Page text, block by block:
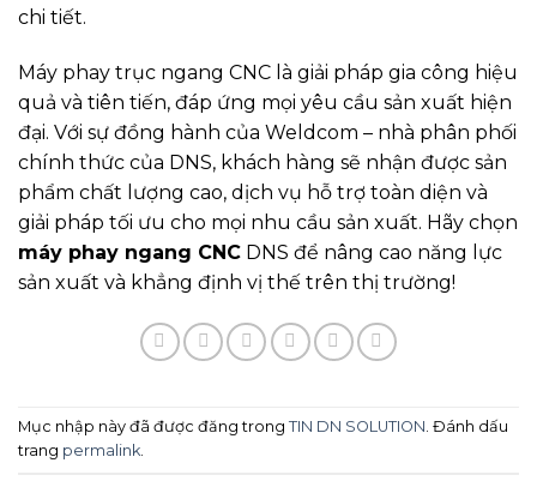
chi tiết.
Máy phay trục ngang CNC là giải pháp gia công hiệu
quả và tiên tiến, đáp ứng mọi yêu cầu sản xuất hiện
đại. Với sự đồng hành của Weldcom – nhà phân phối
chính thức của DNS, khách hàng sẽ nhận được sản
phẩm chất lượng cao, dịch vụ hỗ trợ toàn diện và
giải pháp tối ưu cho mọi nhu cầu sản xuất. Hãy chọn
máy phay ngang CNC DNS để nâng cao năng lực
sản xuất và khẳng định vị thế trên thị trường!
Mục nhập này đã được đăng trong TIN DN SOLUTION. Đánh dấu
trang permalink.